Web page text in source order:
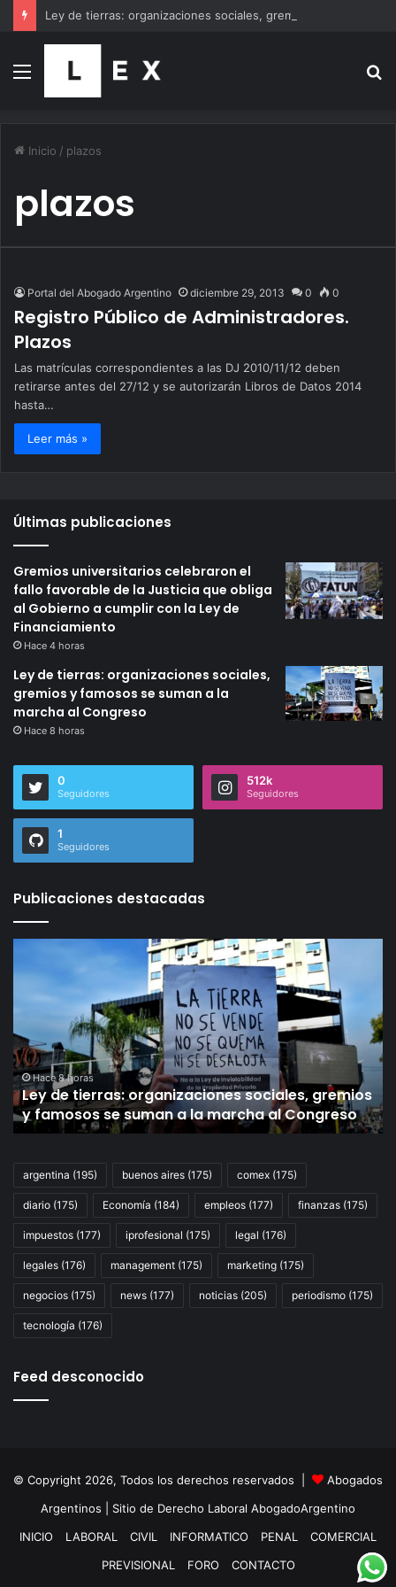
Menú
Inicio / plazos
plazos
Portal del Abogado Argentino diciembre 29, 2013 0 0
Registro Público de Administradores.
Plazos
Las matrículas correspondientes a las DJ 2010/11/12 deben
retirarse antes del 27/12 y se autorizarán Libros de Datos 2014
hasta…
Leer más »
Últimas publicaciones
Gremios universitarios celebraron el
fallo favorable de la Justicia que obliga
al Gobierno a cumplir con la Ley de
Financiamiento
Hace 4 horas
Ley de tierras: organizaciones sociales,
gremios y famosos se suman a la
marcha al Congreso
Hace 8 horas
0
Seguidores
512k
Seguidores
1
Seguidores
Publicaciones destacadas
organizaciones
gremios
y
famosos
se
suman
a
marcha
Congreso
Hace 8 horas
Ley de tierras: organizaciones sociales, gremios
y famosos se suman a la marcha al Congreso
la
de
argentina (195) buenos aires (175) comex (175)
diario (175) Economía (184) empleos (177) finanzas (175)
impuestos (177) iprofesional (175) legal (176)
legales (176) management (175) marketing (175)
negocios (175) news (177) noticias (205) periodismo (175)
tecnología (176)
Feed desconocido
© Copyright 2026, Todos los derechos reservados |
Abogados
Argentinos | Sitio de Derecho Laboral AbogadoArgentino
INICIO
LABORAL CIVIL INFORMATICO PENAL
COMERCIAL
PREVISIONAL
FORO CONTACTO